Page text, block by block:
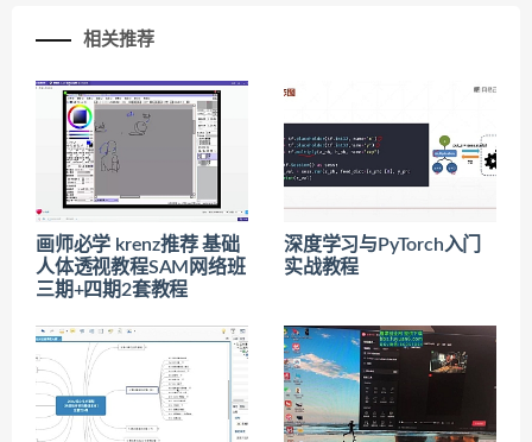
相关推荐
画师必学 krenz推荐 基础
人体透视教程SAM网络班
三期+四期2套教程
深度学习与PyTorch入门
实战教程